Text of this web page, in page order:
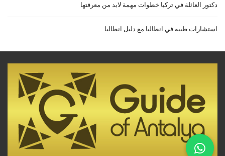
دكتور العائلة في تركيا خطوات مهمة لابد من معرفتها
استشارات طبيه في انطاليا مع دليل انطاليا